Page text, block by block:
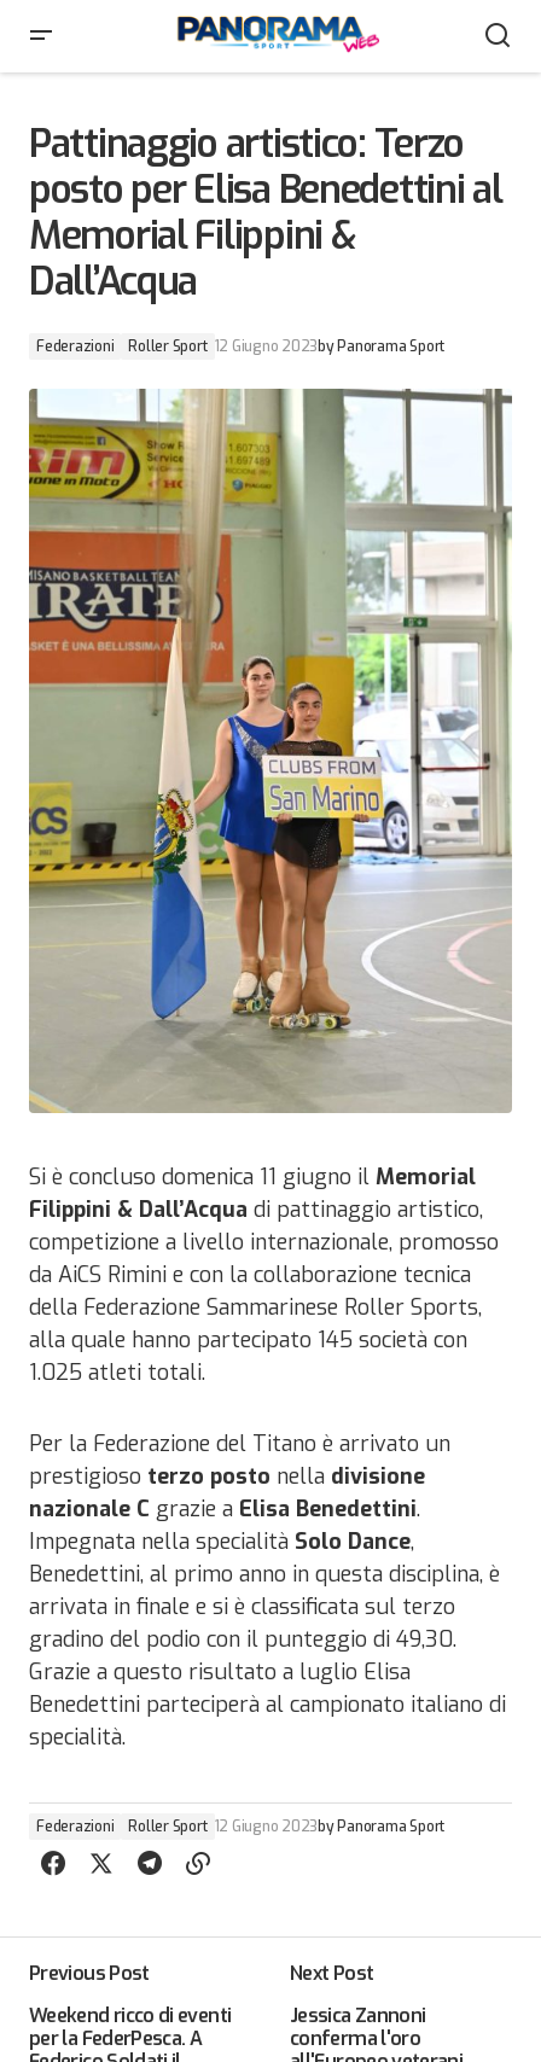
Pattinaggio artistico: Terzo
posto per Elisa Benedettini al
Memorial Filippini &
Dall’Acqua
Federazioni Roller Sport 12 Giugno 2023by Panorama Sport
Si è concluso domenica 11 giugno il Memorial
Filippini & Dall’Acqua di pattinaggio artistico,
competizione a livello internazionale, promosso
da AiCS Rimini e con la collaborazione tecnica
della Federazione Sammarinese Roller Sports,
alla quale hanno partecipato 145 società con
1.025 atleti totali.
Per la Federazione del Titano è arrivato un
prestigioso terzo posto nella divisione
nazionale C grazie a Elisa Benedettini.
Impegnata nella specialità Solo Dance,
Benedettini, al primo anno in questa disciplina, è
arrivata in finale e si è classificata sul terzo
gradino del podio con il punteggio di 49,30.
Grazie a questo risultato a luglio Elisa
Benedettini parteciperà al campionato italiano di
specialità.
Federazioni Roller Sport 12 Giugno 2023byPanorama Sport
Previous Post
Weekend ricco di eventi
per la FederPesca. A
Next Post
Jessica Zannoni
conferma l'oro